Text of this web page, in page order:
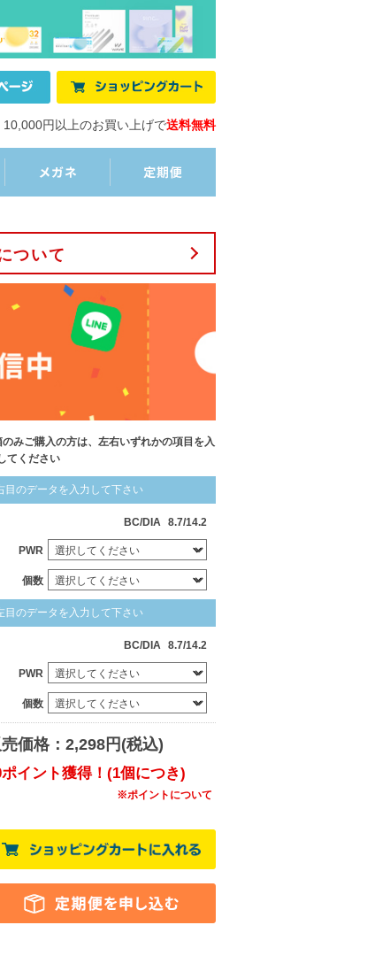
10,000円以上のお買い上げで送料無料
ついて
のみご購入の方は、左右いずれかの項目を入
てください
目のデータを入力して下さい
BC/DIA 8.7/14.2
PWR
個数
目のデータを入力して下さい
BC/DIA 8.7/14.2
PWR
個数
価格：2,298円(税込)
イント獲得！(1個につき)
※ポイントについて